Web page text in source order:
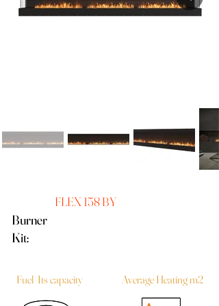
Burner
Kit:
FLEX 158 BY
Fuel Its capacity Average Heating m2